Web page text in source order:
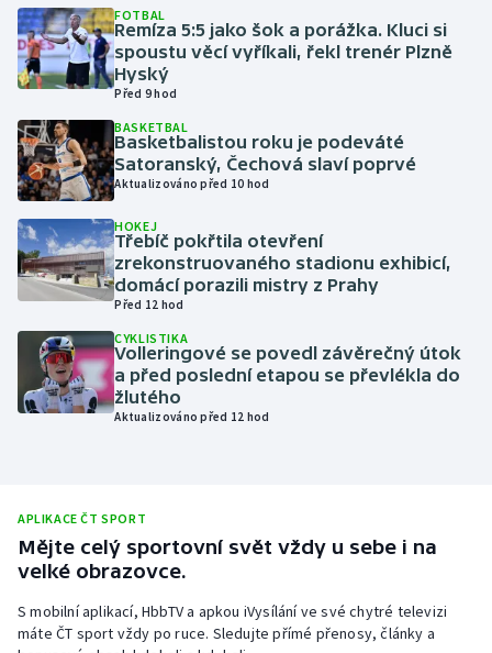
Judo
Krasobruslení
Lezení
Lyže a snowboard
Moderní pětiboj
Motorsport
Olympijské hry
Parasport
Ragby
Rychlostní kanoistika
FOTBAL
Remíza 5:5 jako šok a porážka. Kluci si
spoustu věcí vyříkali, řekl trenér Plzně
Hyský
Před 9 hod
BASKETBAL
Basketbalistou roku je podeváté
Satoranský, Čechová slaví poprvé
Aktualizováno před 10 hod
HOKEJ
Třebíč pokřtila otevření
zrekonstruovaného stadionu exhibicí,
domácí porazili mistry z Prahy
Před 12 hod
CYKLISTIKA
Volleringové se povedl závěrečný útok
a před poslední etapou se převlékla do
žlutého
Aktualizováno před 12 hod
APLIKACE ČT SPORT
Mějte celý sportovní svět vždy u sebe i na
velké obrazovce.
S mobilní aplikací, HbbTV a apkou iVysílání ve své chytré televizi
máte ČT sport vždy po ruce. Sledujte přímé přenosy, články a